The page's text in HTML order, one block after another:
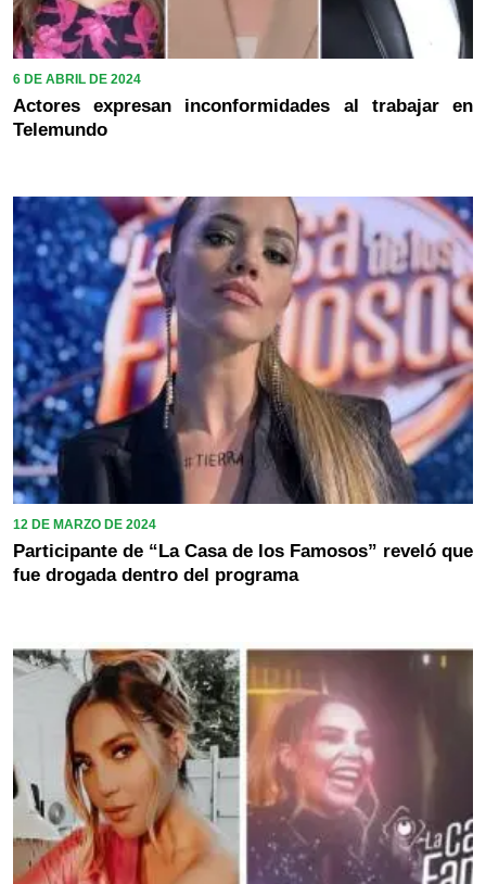
6 DE ABRIL DE 2024
Actores expresan inconformidades al trabajar en
Telemundo
12 DE MARZO DE 2024
Participante de “La Casa de los Famosos” reveló que
fue drogada dentro del programa